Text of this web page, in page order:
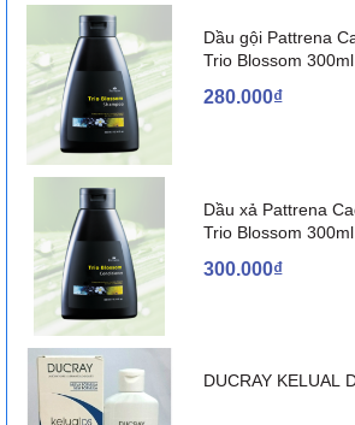
Dầu gội Pattrena
Trio Blossom 300ml
280.000₫
Dầu xả Pattrena
Trio Blossom 300ml
300.000₫
DUCRAY KELUAL